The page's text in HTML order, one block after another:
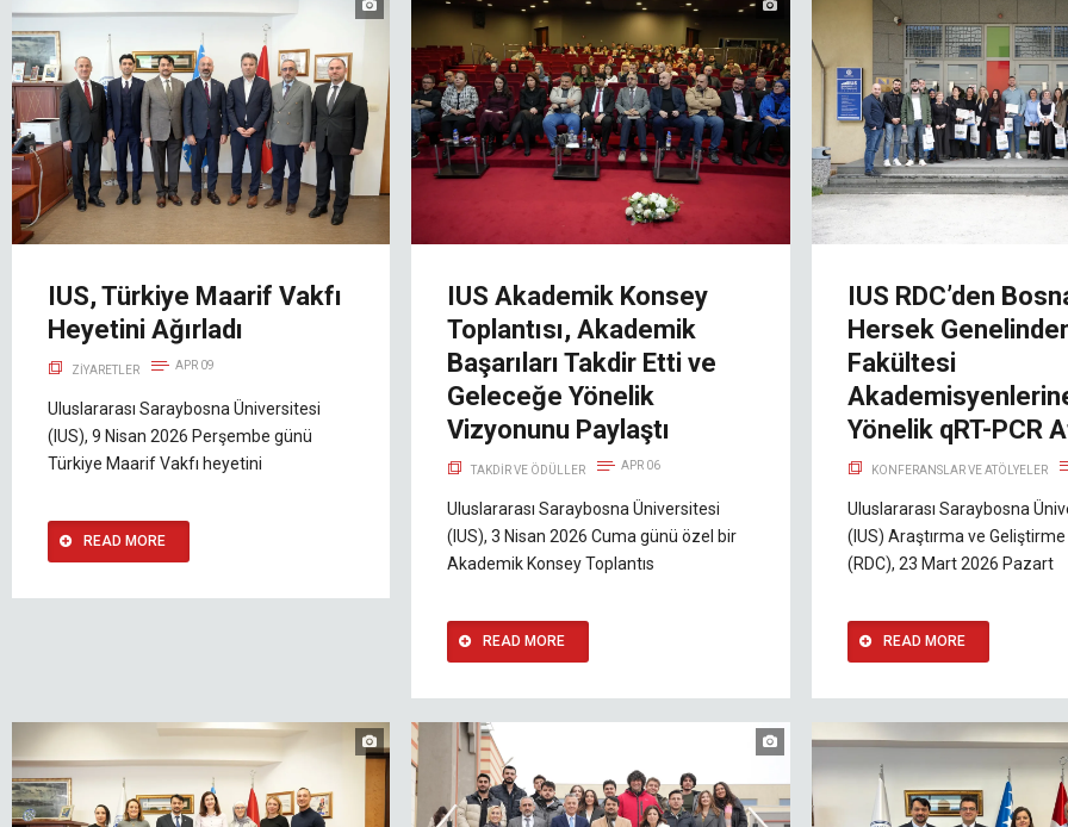
IUS, Türkiye Maarif Vakfı
Heyetini Ağırladı
ZIYARETLER APR 09
Uluslararası Saraybosna Üniversitesi
(IUS), 9 Nisan 2026 Perşembe günü
Türkiye Maarif Vakfı heyetini
READ MORE
IUS Akademik Konsey
Toplantısı, Akademik
Başarıları Takdir Etti ve
Geleceğe Yönelik
Vizyonunu Paylaştı
TAKDIR VE ÖDÜLLER APR 06
Uluslararası Saraybosna Üniversitesi
(IUS), 3 Nisan 2026 Cuma günü özel bir
Akademik Konsey Toplantıs
READ MORE
IUS RDC’den
Hersek
Fakültesi
Yönelik qRT-PCR
KONFERANSLAR VE ATÖLYELER
Uluslararası Saraybosna
(IUS) Araştırma ve
(RDC), 23 Mart 2026 Pazart
READ MORE